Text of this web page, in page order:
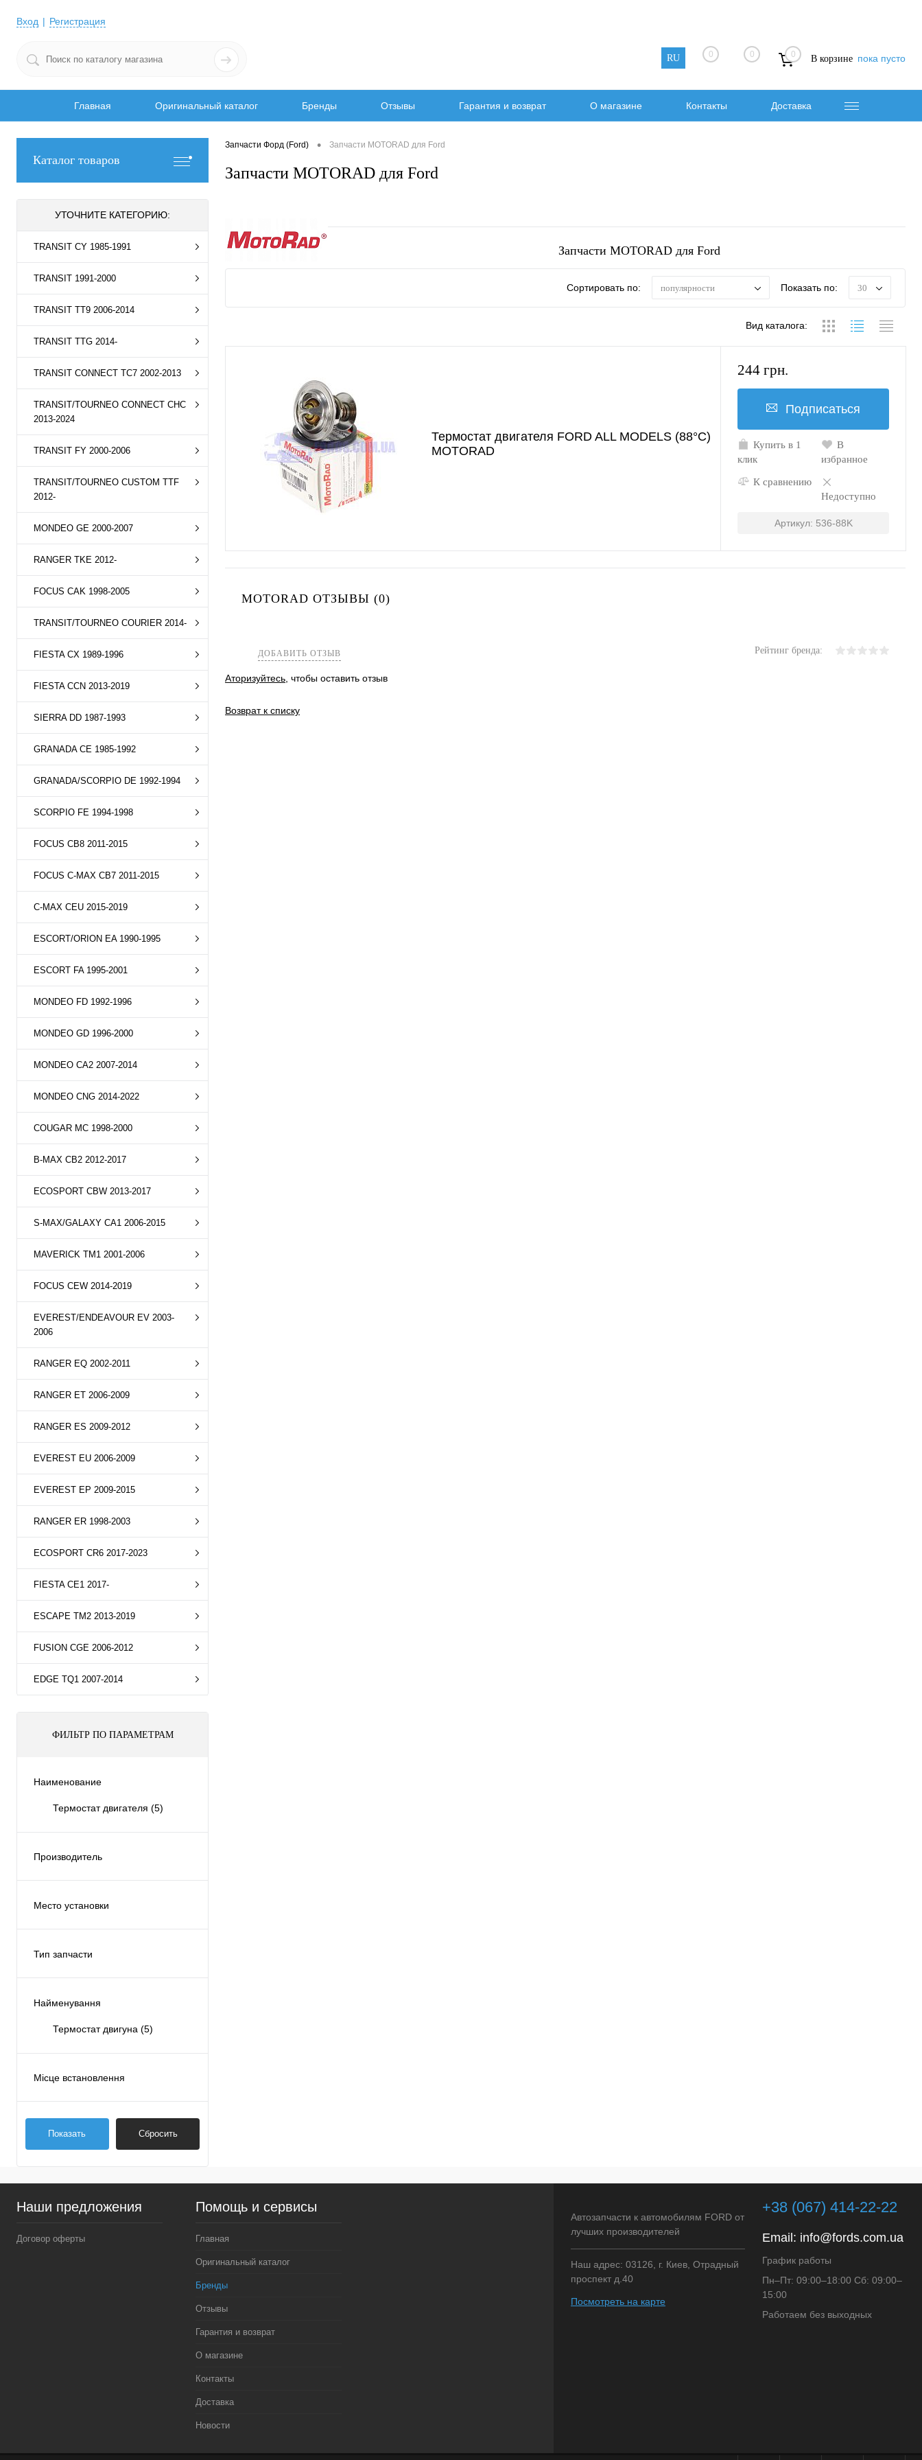
Вход Регистрация
RU 0 0 0 В корзине пока пусто
Главная Оригинальный каталог Бренды Отзывы Гарантия и возврат О магазине Контакты Доставка
Каталог товаров
УТОЧНИТЕ КАТЕГОРИЮ:
TRANSIT CY 1985-1991
TRANSIT 1991-2000
TRANSIT TT9 2006-2014
TRANSIT TTG 2014-
TRANSIT CONNECT TC7 2002-2013
TRANSIT/TOURNEO CONNECT CHC
2013-2024
TRANSIT FY 2000-2006
TRANSIT/TOURNEO CUSTOM TTF
2012-
MONDEO GE 2000-2007
RANGER TKE 2012-
FOCUS CAK 1998-2005
TRANSIT/TOURNEO COURIER 2014-
FIESTA CX 1989-1996
FIESTA CCN 2013-2019
SIERRA DD 1987-1993
GRANADA CE 1985-1992
GRANADA/SCORPIO DE 1992-1994
SCORPIO FE 1994-1998
FOCUS CB8 2011-2015
FOCUS C-MAX CB7 2011-2015
C-MAX CEU 2015-2019
ESCORT/ORION EA 1990-1995
ESCORT FA 1995-2001
MONDEO FD 1992-1996
MONDEO GD 1996-2000
MONDEO CA2 2007-2014
MONDEO CNG 2014-2022
COUGAR MC 1998-2000
B-MAX CB2 2012-2017
ECOSPORT CBW 2013-2017
S-MAX/GALAXY CA1 2006-2015
MAVERICK TM1 2001-2006
FOCUS CEW 2014-2019
EVEREST/ENDEAVOUR EV 2003-
2006
RANGER EQ 2002-2011
RANGER ET 2006-2009
RANGER ES 2009-2012
EVEREST EU 2006-2009
EVEREST EP 2009-2015
RANGER ER 1998-2003
ECOSPORT CR6 2017-2023
FIESTA CE1 2017-
ESCAPE TM2 2013-2019
FUSION CGE 2006-2012
EDGE TQ1 2007-2014
ФИЛЬТР ПО ПАРАМЕТРАМ
Наименование
Термостат двигателя (5)
Производитель
Место установки
Тип запчасти
Найменування
Термостат двигуна (5)
Місце встановлення
Показать Сбросить
Запчасти Форд (Ford) • Запчасти MOTORAD для Ford
Запчасти MOTORAD для Ford
Запчасти MOTORAD для Ford
Сортировать по: популярности Показать по: 30
Вид каталога:
Термостат двигателя FORD ALL MODELS (88°C)
MOTORAD
244 грн.
Подписаться
Купить в 1
клик
В
избранное
К сравнению
Недоступно
Артикул: 536-88K
MOTORAD ОТЗЫВЫ (0)
ДОБАВИТЬ ОТЗЫВ Рейтинг бренда:
Аторизуйтесь, чтобы оставить отзыв
Возврат к списку
Наши предложения
Договор оферты
Помощь и сервисы
Главная
Оригинальный каталог
Бренды
Отзывы
Гарантия и возврат
О магазине
Контакты
Доставка
Новости
Автозапчасти к автомобилям FORD от
лучших производителей
Наш адрес: 03126, г. Киев, Отрадный
проспект д.40
Посмотреть на карте
+38 (067) 414-22-22
Email: info@fords.com.ua
График работы
Пн–Пт: 09:00–18:00 Сб: 09:00–
15:00
Работаем без выходных